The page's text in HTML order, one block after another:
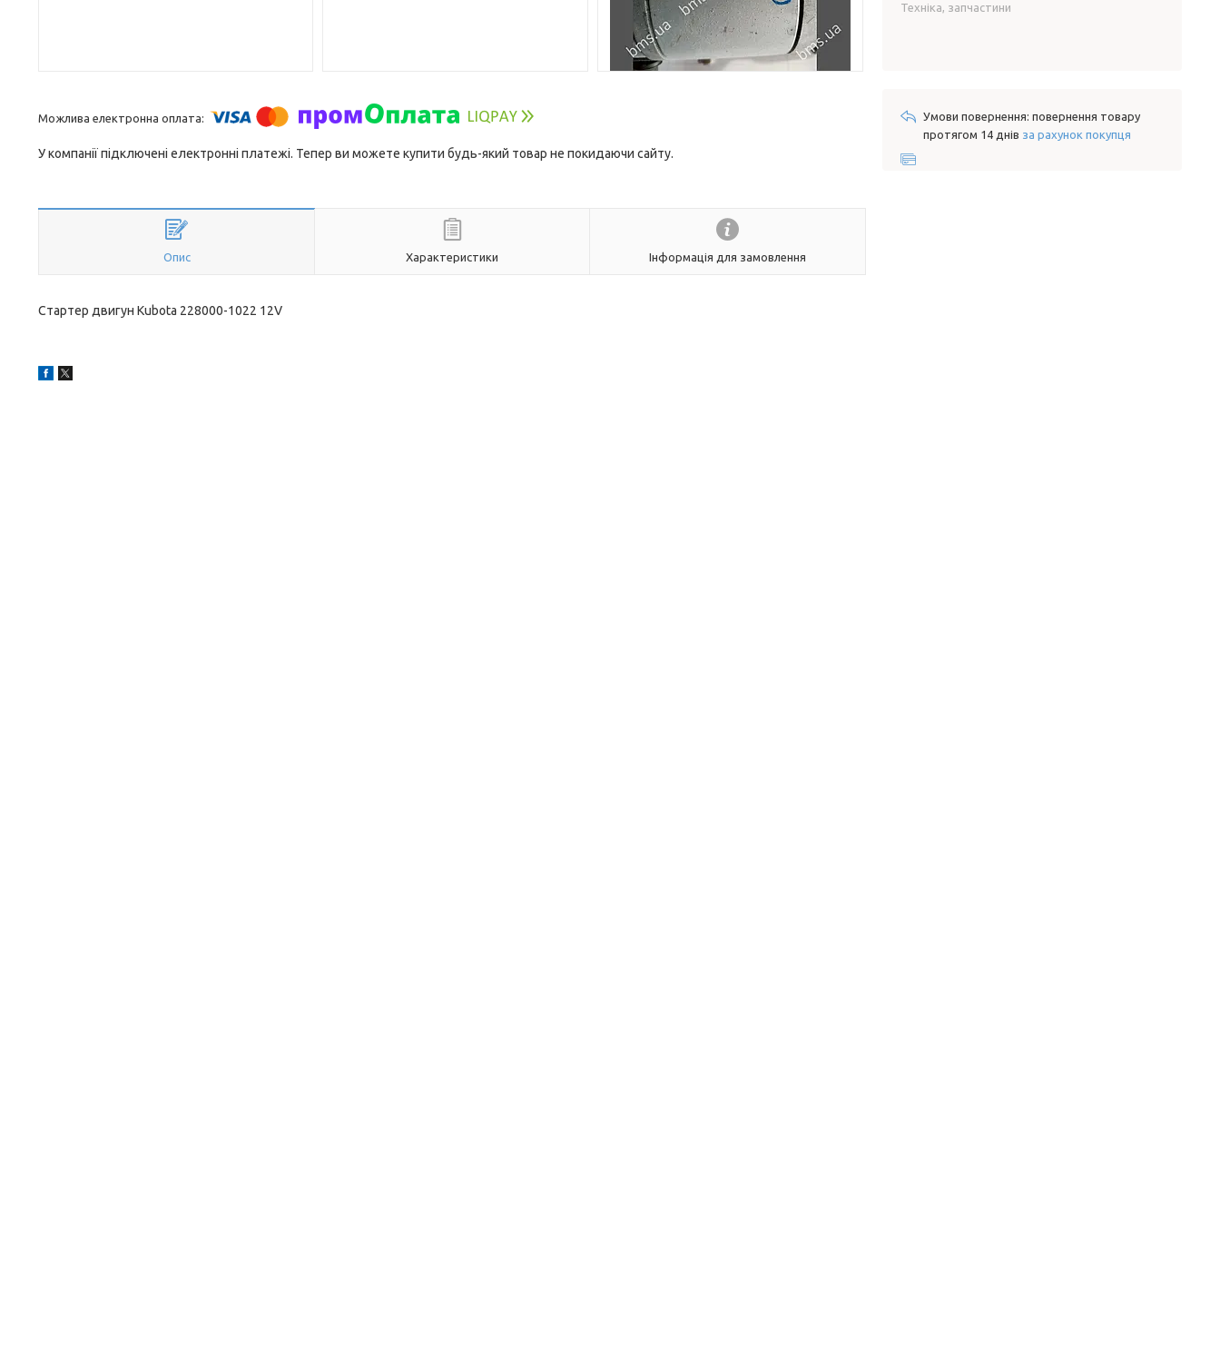
У компанії підключені електронні платежі. Тепер ви можете купити будь-який товар не покидаючи сайту.
Опис Характеристики Інформація для замовлення
Стартер двигун Kubota 228000-1022 12V
Техніка, запчастини
повернення товару
протягом 14 днів за рахунок покупця